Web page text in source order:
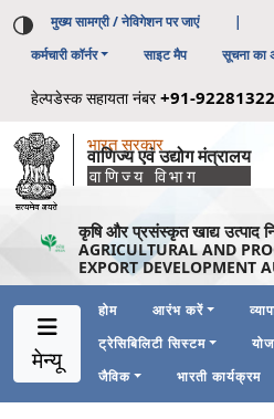
मुख्य सामग्री / नेविगेशन पर जाएं |
कर्मचारी कॉर्नर
साइट मैप सूचना का
हेल्पडेस्क सहायता नंबर+91-
भारत सरकार
वाणिज्य एवं उद्योग मंत्रालय
वाणिज्य विभाग
कृषि और प्रसंस्कृत खाद्य उत्पाद
AGRICULTURAL AND
EXPORT DEVELOPMENT
मेन्यू
Main Navigation 1
Main Menu
होम आरंभ करें
ट्रेसिबिलिटी सिस्टम
जैविक
भारती कार्यक्रम